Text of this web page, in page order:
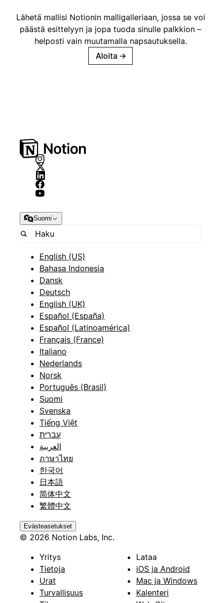
Lähetä mallisi Notionin malligalleriaan, jossa se voi
päästä esittelyyn ja jopa tuoda sinulle palkkion –
helposti vain muutamalla napsautuksella.
Aloita →
Suomi
English (US)
Bahasa Indonesia
Dansk
Deutsch
English (UK)
Español (España)
Español (Latinoamérica)
Français (France)
Italiano
Nederlands
Norsk
Português (Brasil)
Suomi
Svenska
Tiếng Việt
עברית
العربية
ภาษาไทย
한국어
日本語
简体中文
繁體中文
Evästeasetukset
© 2026 Notion Labs, Inc.
Yritys
Tietoja
Urat
Turvallisuus
Lataa
iOS ja Android
Mac ja Windows
Kalenteri